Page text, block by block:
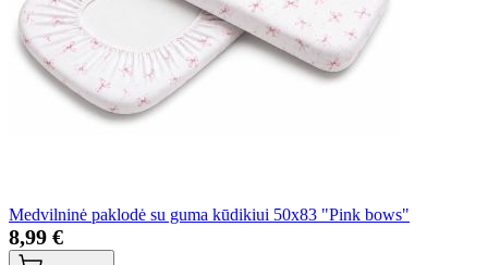
Medvilninė paklodė su guma kūdikiui 50x83 "Pink bows"
8,99 €